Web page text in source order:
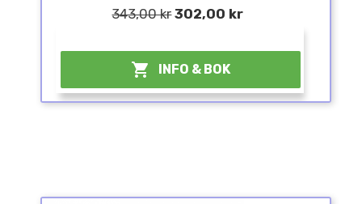
343,00 kr 302,00 kr
 INFO & BOK